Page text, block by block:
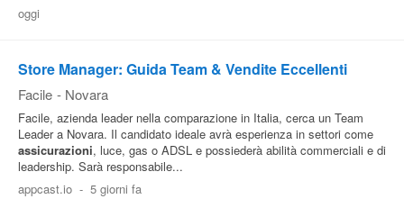
Pubblica
Area
Aziende
oggi
Store Manager: Guida Team & Vendite Eccellenti
Facile - Novara
Facile, azienda leader nella comparazione in Italia, cerca un Team
Leader a Novara. Il candidato ideale avrà esperienza in settori come
assicurazioni, luce, gas o ADSL e possiederà abilità commerciali e di
leadership. Sarà responsabile...
appcast.io - 5 giorni fa